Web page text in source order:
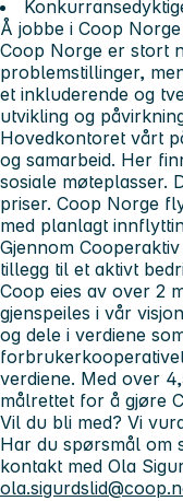
Å jobbe i Coop Norge
Coop Norge er stort
problemstillinger,
et inkluderende og
utvikling og
Hovedkontoret vårt
og samarbeid. Her
sosiale møteplasser.
priser. Coop Norge
med planlagt
Gjennom
tillegg til et aktivt
Coop eies av over 2
gjenspeiles i vår
og dele i verdiene
verdiene. Med over
målrettet for å gjøre
Vil du bli med? Vi
Har du spørsmål om
kontakt med Ola